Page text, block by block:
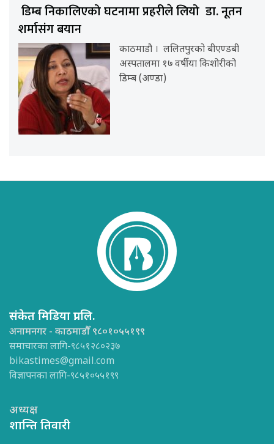
डिम्ब निकालिएको घटनामा प्रहरीले लियो डा. नूतन
शर्मासंग बयान
काठमाडौ । ललितपुरको बीएण्डबी
अस्पतालमा १७ वर्षीया किशोरीको
डिम्ब (अण्डा)
संकेत मिडिया प्रा.लि.
अनामनगर - काठमाडौँ ९८०१०५५१९९
समाचारका लागि-९८५१२८०२३७
bikastimes@gmail.com
विज्ञापनका लागि-९८५१०५५१९९
अध्यक्ष
शान्ति तिवारी